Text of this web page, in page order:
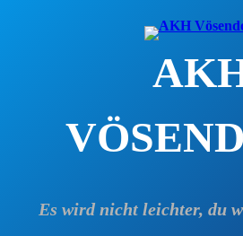
Es wird nicht leichter, du